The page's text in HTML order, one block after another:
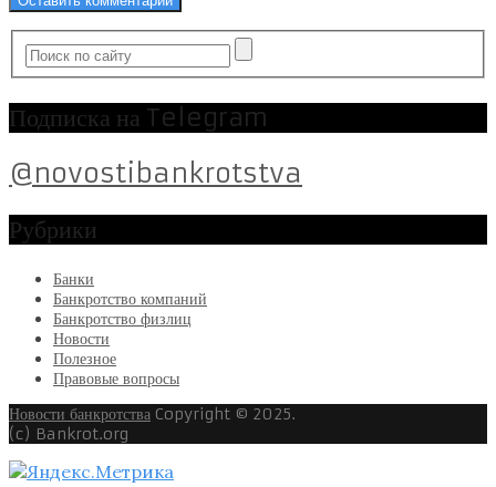
Подписка на Telegram
@novostibankrotstva
Рубрики
Банки
Банкротство компаний
Банкротство физлиц
Новости
Полезное
Правовые вопросы
Новости банкротства Copyright © 2025.
(c) Bankrot.org